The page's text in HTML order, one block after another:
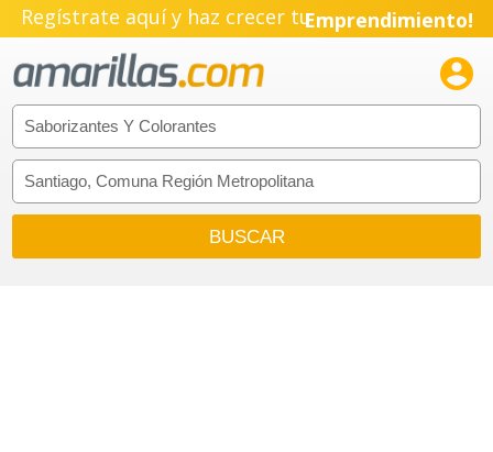
Regístrate aquí y haz crecer tuEmprendimiento!
